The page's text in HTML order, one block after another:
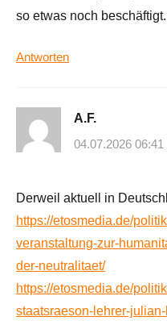
so etwas noch beschäftigt.
Antworten
A.F.
04.07.2026 06:41
Derweil aktuell in
https://etosmedia.de/
veranstaltung-zur-
der-neutralitaet/
https://etosmedia.de/
staatsraeson-lehrer-